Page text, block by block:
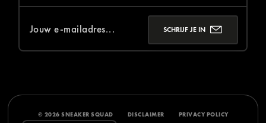
SCHRIJF JE IN
© 2026 SNEAKER SQUAD DISCLAIMER PRIVACY POLICY